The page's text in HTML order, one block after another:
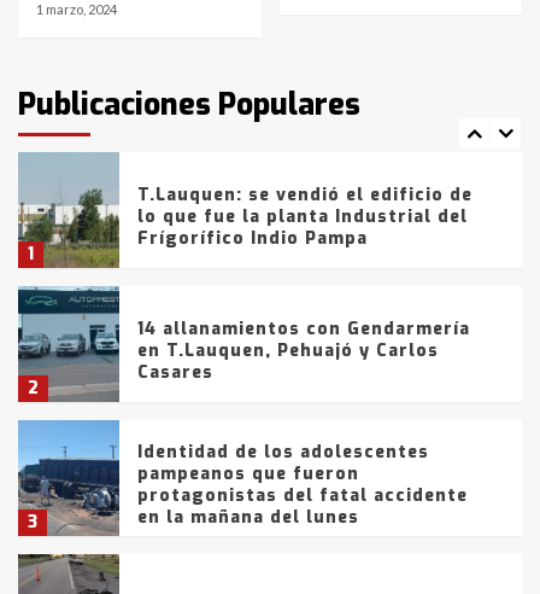
1 marzo, 2024
Publicaciones Populares
fueron detenidos por
comercialización de drogas en la
tarde del sábado
1
T.Lauquen: se vendió el edificio de
lo que fue la planta Industrial del
Frígorífico Indio Pampa
2
14 allanamientos con Gendarmería
en T.Lauquen, Pehuajó y Carlos
Casares
3
Identidad de los adolescentes
pampeanos que fueron
protagonistas del fatal accidente
en la mañana del lunes